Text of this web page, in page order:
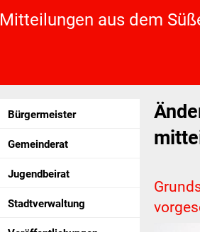
Mitteilungen aus dem
Bürgermeister
Gemeinderat
Jugendbeirat
Stadtverwaltung